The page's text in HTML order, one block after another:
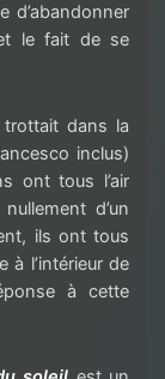
d’abandonner
le fait de se
dans la
inclus)
ont tous l’air
d’un
ils ont tous
à l’intérieur de
à cette